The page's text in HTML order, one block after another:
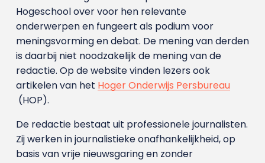
Hogeschool over voor hen relevante
onderwerpen en fungeert als podium voor
meningsvorming en debat. De mening van derden
is daarbij niet noodzakelijk de mening van de
redactie. Op de website vinden lezers ook
artikelen van het Hoger Onderwijs Persbureau
(HOP).
De redactie bestaat uit professionele journalisten.
Zij werken in journalistieke onafhankelijkheid, op
basis van vrije nieuwsgaring en zonder